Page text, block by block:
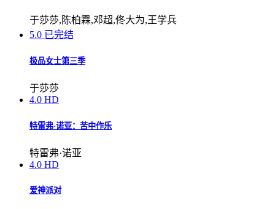
于莎莎,陈柏霖,邓超,佟大为,王学兵
5.0 已完结
极品女士第三季
于莎莎
4.0 HD
特雷弗·诺亚：苦中作乐
特雷弗·诺亚
4.0 HD
爱神派对